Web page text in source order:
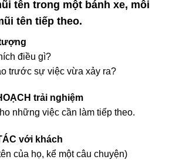
tên trong một bánh xe, mỗi
tên tiếp theo.
điều gì?
trước sự việc vừa xảy ra?
trải nghiệm
những việc cần làm tiếp theo.
với khách
của họ, kể một câu chuyện)